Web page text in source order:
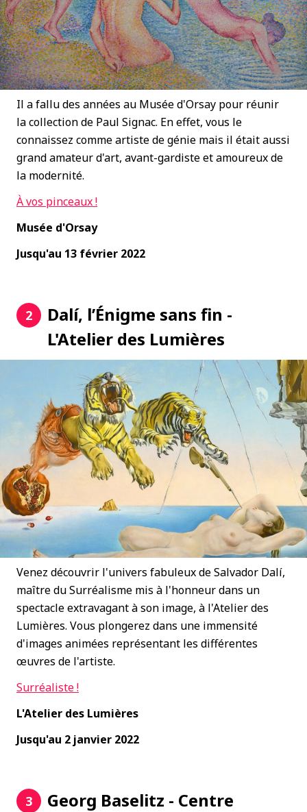
Il a fallu des années au Musée d'Orsay pour réunir
la collection de Paul Signac. En effet, vous le
connaissez comme artiste de génie mais il était aussi
grand amateur d'art, avant-gardiste et amoureux de
la modernité.
Àvos pinceaux !
Musée d'Orsay
Jusqu'au 13 février 2022
2
Dalí, l’Énigme sans fin -
L'Atelier des Lumières
Venez découvrir l'univers fabuleux de Salvador Dalí,
maître du Surréalisme mis à l'honneur dans un
spectacle extravagant à son image, à l'Atelier des
Lumières. Vous plongerez dans une immensité
d'images animées représentant les différentes
œuvres de l'artiste.
Surréaliste !
L'Atelier des Lumières
Jusqu'au 2 janvier 2022
3
Georg Baselitz - Centre